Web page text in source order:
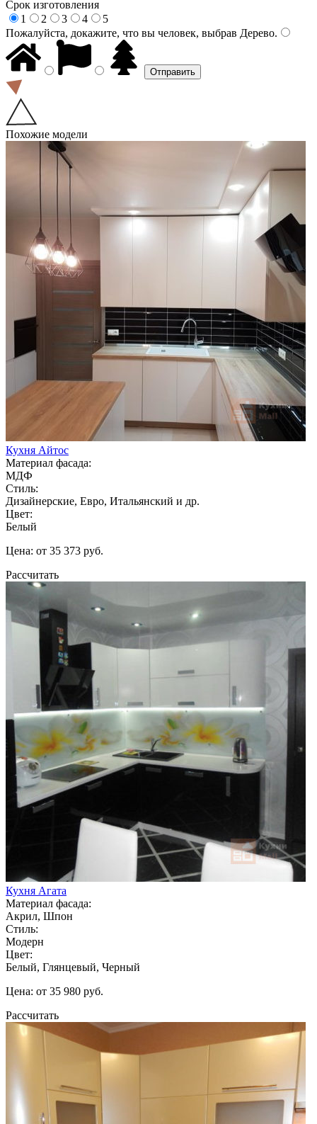
Срок изготовления
1
2 3 4
5
Пожалуйста, докажите, что вы человек, выбрав Дерево.
Похожие модели
Кухня Айтос
Материал фасада:
МДФ
Стиль:
Дизайнерские, Евро, Итальянский и др.
Цвет:
Белый
Цена: от 35 373 руб.
Рассчитать
Кухня Агата
Материал фасада:
Акрил, Шпон
Стиль:
Модерн
Цвет:
Белый, Глянцевый, Черный
Цена: от 35 980 руб.
Рассчитать